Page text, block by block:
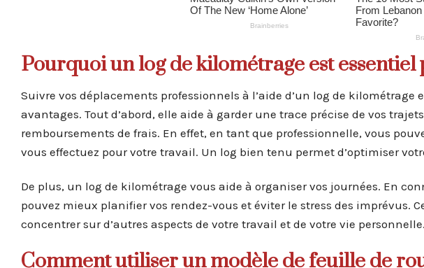
Pourquoi un log de kilométrage est
Suivre vos déplacements professionnels à l’aide d’un log de
avantages. Tout d’abord, elle aide à garder une trace précise de vos
remboursements de frais. En effet, en tant que professionnelle, vous
vous effectuez pour votre travail. Un log bien tenu permet d’optimiser
De plus, un log de kilométrage vous aide à organiser vos journées. En
pouvez mieux planifier vos rendez-vous et éviter le stress des imprévus.
concentrer sur d’autres aspects de votre travail et de votre vie personnelle.
Comment utiliser un modèle de feuille de